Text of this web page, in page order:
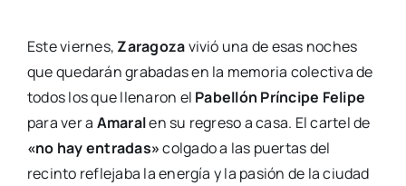
Este viernes, Zaragozavivió una de esas noches
que quedarán grabadas en la memoria colectiva de
todos los que llenaron el Pabellón Príncipe Felipe
para ver a Amaralen su regreso a casa. El cartel de
«no hay entradas»colgado a las puertas del
recinto reflejaba la energía y la pasión de la ciudad